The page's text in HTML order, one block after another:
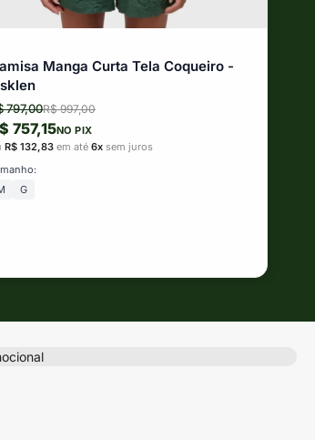
Manga Curta Tela Coqueiro -
797,00R$ 997,00
757,15NO PIX
R$ 132,83 em até 6x sem juros
G